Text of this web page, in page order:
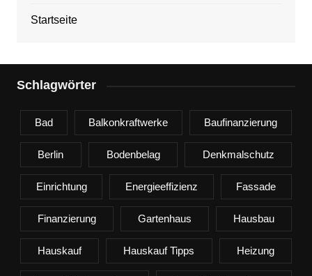
Startseite
Schlagwörter
Bad Balkonkraftwerke Baufinanzierung
Berlin Bodenbelag Denkmalschutz
Einrichtung Energieeffizienz Fassade
Finanzierung Gartenhaus Hausbau
Hauskauf Hauskauf Tipps Heizung